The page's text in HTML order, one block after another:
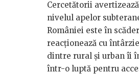
Cercetătorii
nivelul apelor
României este în
reacționează cu
dintre rural și urban îi
într-o luptă pentru